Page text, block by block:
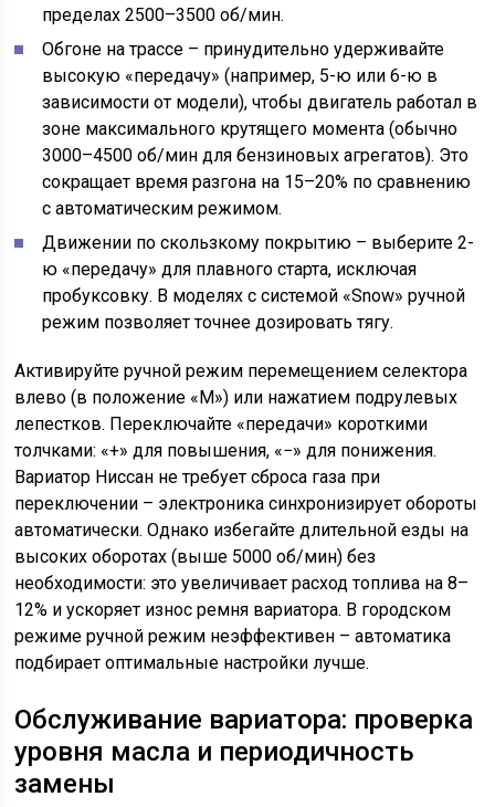
пределах 2500–3500 об/мин.
Обгоне на трассе – принудительно удерживайте
высокую «передачу» (например, 5-ю или 6-ю в
зависимости от модели), чтобы двигатель работал в
зоне максимального крутящего момента (обычно
3000–4500 об/мин для бензиновых агрегатов). Это
сокращает время разгона на 15–20% по сравнению
с автоматическим режимом.
Движении по скользкому покрытию – выберите 2-
ю «передачу» для плавного старта, исключая
пробуксовку. В моделях с системой «Snow» ручной
режим позволяет точнее дозировать тягу.
Активируйте ручной режим перемещением селектора
влево (в положение «M») или нажатием подрулевых
лепестков. Переключайте «передачи» короткими
толчками: «+» для повышения, «−» для понижения.
Вариатор Ниссан не требует сброса газа при
переключении – электроника синхронизирует обороты
автоматически. Однако избегайте длительной езды на
высоких оборотах (выше 5000 об/мин) без
необходимости: это увеличивает расход топлива на 8–
12% и ускоряет износ ремня вариатора. В городском
режиме ручной режим неэффективен – автоматика
подбирает оптимальные настройки лучше.
Обслуживание вариатора: проверка
уровня масла и периодичность
замены